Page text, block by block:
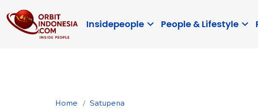
Insidepeople People & Lifestyle
Home Satupena